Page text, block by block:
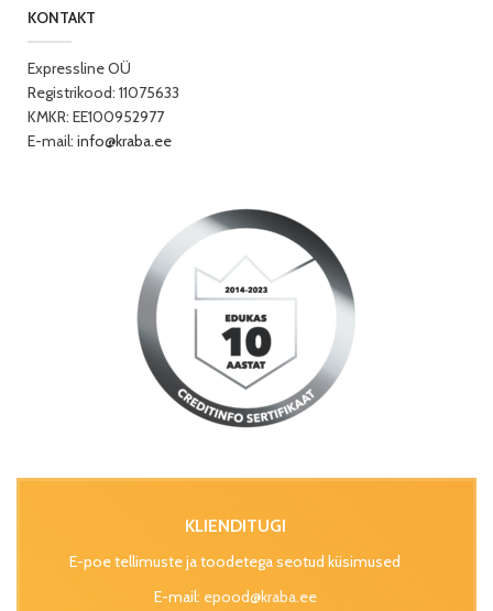
KONTAKT
Expressline OÜ
Registrikood: 11075633
KMKR: EE100952977
E-mail: info@kraba.ee
KLIENDITUGI
E-poe tellimuste ja toodetega seotud küsimused
E-mail: epood@kraba.ee